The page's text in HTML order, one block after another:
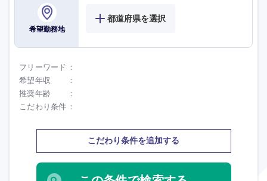
希望勤務地
都道府県を選択
フリーワード
希望年収
推奨年齢
こだわり条件
こだわり条件を追加する
選択する
選択する
選択する
選択する